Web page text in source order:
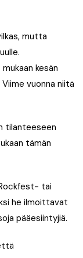
mutta
kesän
vuonna niitä
tilanteeseen
tämän
tai
he ilmoittavat
pääesiintyjiä.